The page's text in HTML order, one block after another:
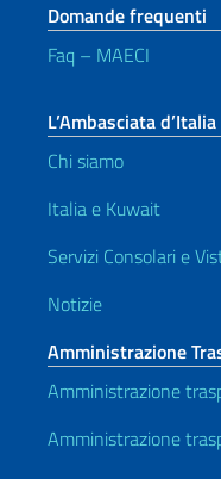
Domande frequenti
Faq – MAECI
L’Ambasciata
Chi siamo
Italia e Kuwait
Servizi Consolari e
Notizie
Amministrazione
Amministrazione
Amministrazione